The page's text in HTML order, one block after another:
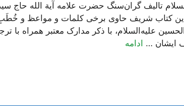
تالیف گران‌سنگ حضرت علامه آیة الله حاج
کتاب شریف حاوی برخی کلمات و مواعظ و خُطَبِ
علیه‌السلام، با ذکر مدارک معتبر همراه با
ایشان … ادامه